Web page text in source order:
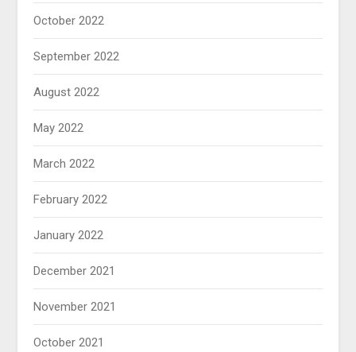
October 2022
September 2022
August 2022
May 2022
March 2022
February 2022
January 2022
December 2021
November 2021
October 2021